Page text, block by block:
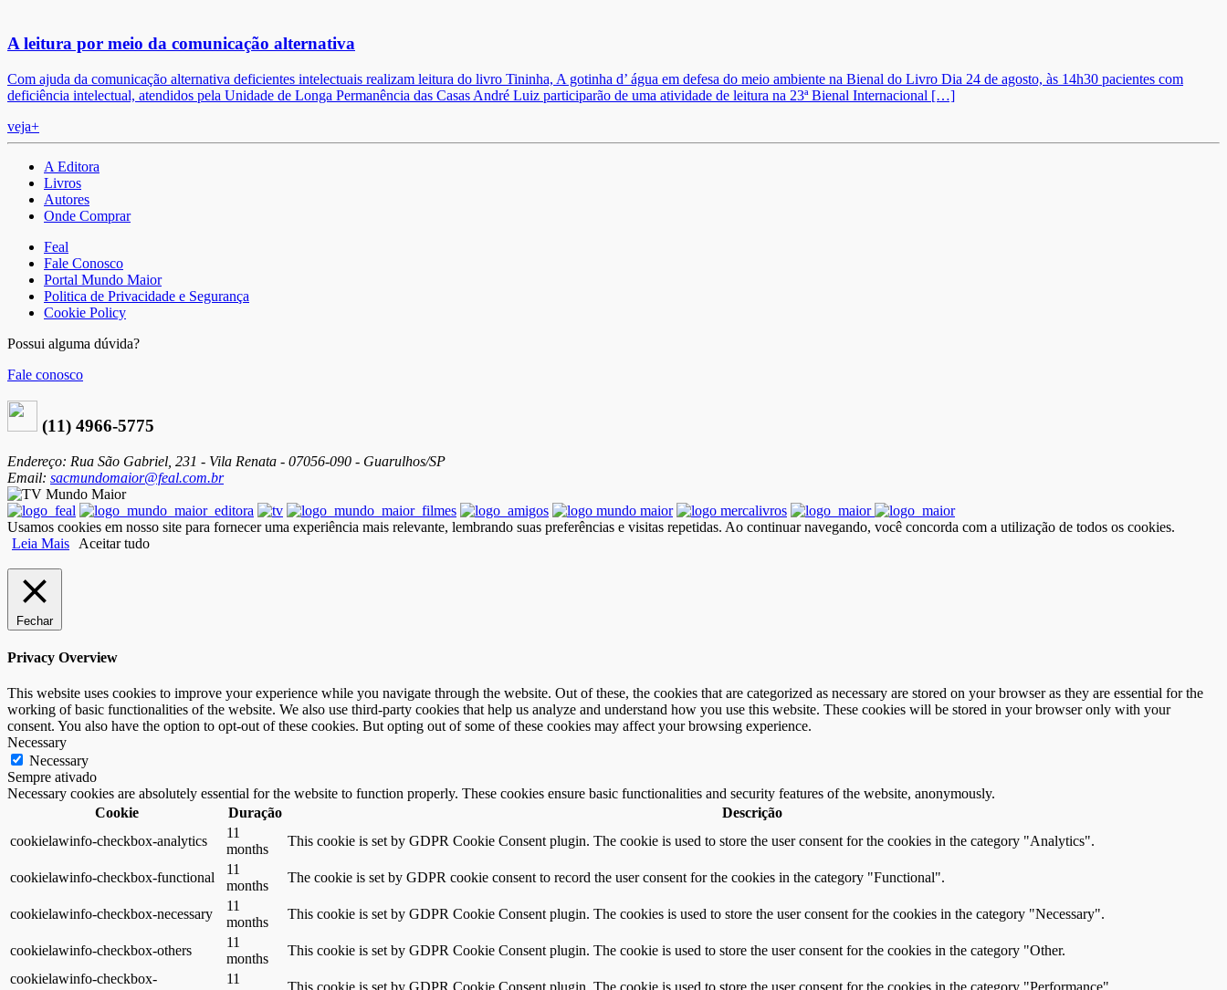
A leitura por meio da comunicação alternativa
Com ajuda da comunicação alternativa deficientes intelectuais realizam leitura do livro Tininha, A gotinha d’ água em defesa do meio ambiente na Bienal do Livro Dia 24 de agosto, às 14h30 pacientes com
deficiência intelectual, atendidos pela Unidade de Longa Permanência das Casas André Luiz participarão de uma atividade de leitura na 23ª Bienal Internacional […]
veja+
A Editora
Livros
Autores
Onde Comprar
Feal
Fale Conosco
Portal Mundo Maior
Politica de Privacidade e Segurança
Cookie Policy
Possui alguma dúvida?
Fale conosco
(11) 4966-5775
Endereço: Rua São Gabriel, 231 - Vila Renata - 07056-090 - Guarulhos/SP
Email: sacmundomaior@feal.com.br
Usamos cookies em nosso site para fornecer uma experiência mais relevante, lembrando suas preferências e visitas repetidas. Ao continuar navegando, você concorda com a utilização de todos os cookies.
Leia Mais
Aceitar tudo
Fechar
Privacy Overview
This website uses cookies to improve your experience while you navigate through the website. Out of these, the cookies that are categorized as necessary are stored on your browser as they are essential for the
working of basic functionalities of the website. We also use third-party cookies that help us analyze and understand how you use this website. These cookies will be stored in your browser only with your
consent. You also have the option to opt-out of these cookies. But opting out of some of these cookies may affect your browsing experience.
Necessary
Necessary
Sempre ativado
Necessary cookies are absolutely essential for the website to function properly. These cookies ensure basic functionalities and security features of the website, anonymously.
Cookie
Duração
Descrição
cookielawinfo-checkbox-analytics
11
months
This cookie is set by GDPR Cookie Consent plugin. The cookie is used to store the user consent for the cookies in the category "Analytics".
cookielawinfo-checkbox-functional
11
months
The cookie is set by GDPR cookie consent to record the user consent for the cookies in the category "Functional".
cookielawinfo-checkbox-necessary
11
months
This cookie is set by GDPR Cookie Consent plugin. The cookies is used to store the user consent for the cookies in the category "Necessary".
cookielawinfo-checkbox-others
11
months
This cookie is set by GDPR Cookie Consent plugin. The cookie is used to store the user consent for the cookies in the category "Other.
cookielawinfo-checkbox-
11